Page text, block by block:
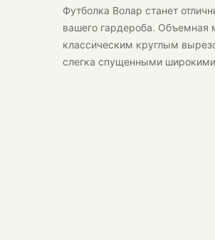
Футболка Волар станет
вашего гардероба. Объемная
классическим круглым
слегка спущенными